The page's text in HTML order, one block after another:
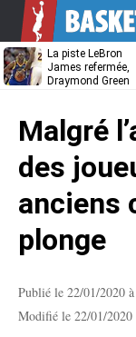
La piste LeBron
James refermée,
Draymond Green
Unibet
Malgré
des
anciens
plonge
Publié le 22/01/2020
Modifié le 22/01/2020